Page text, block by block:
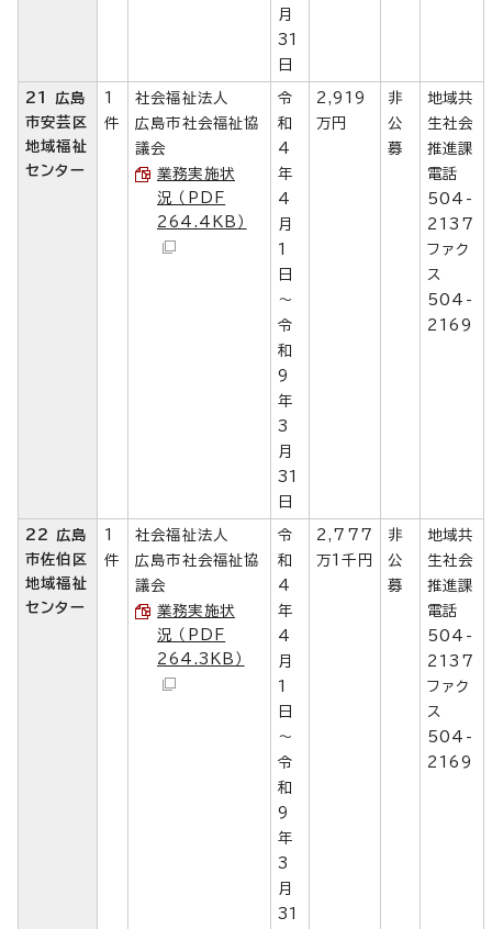
月
31
日
21 広島
市安芸区
地域福祉
センター
1
件
社会福祉法人
広島市社会福祉協
議会
業務実施状
況 （PDF
264.4KB）
令
和
4
年
4
月
1
日
～
令
和
9
年
3
月
31
日
2,919
万円
非
公
募
地域共
生社会
推進課
電話
504-
2137
ファク
ス
504-
2169
22 広島
市佐伯区
地域福祉
センター
1
件
社会福祉法人
広島市社会福祉協
議会
業務実施状
況 （PDF
264.3KB）
令
和
4
年
4
月
1
日
～
令
和
9
年
3
月
31
2,777
万1千円
非
公
募
地域共
生社会
推進課
電話
504-
2137
ファク
ス
504-
2169